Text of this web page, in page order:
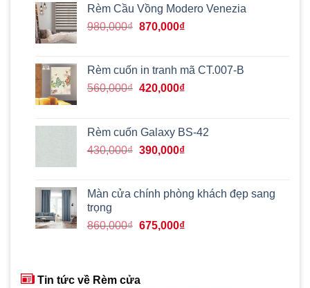
420,000₫.là:
360,000₫.
Rèm Cầu Vồng Modero Venezia
980,000₫ Giá
980,000₫.
870,000₫Giá
là:
870,000₫.
Rèm cuốn in tranh mã CT.007-B
560,000₫ Giá
560,000₫.
420,000₫Giá
là:
420,000₫.
Rèm cuốn Galaxy BS-42
430,000₫ Giá
430,000₫.
390,000₫Giá
là:
Màn cửa chính phòng khách đẹp sang
trọng
860,000₫ Giá
675,000₫Giá
Tin tức về Rèm cửa